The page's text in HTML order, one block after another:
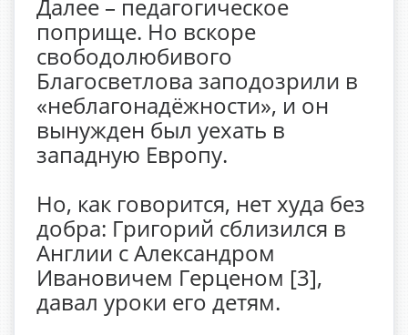
Далее – педагогическое
поприще. Но вскоре
свободолюбивого
Благосветлова заподозрили в
«неблагонадёжности», и он
вынужден был уехать в
западную Европу.
Но, как говорится, нет худа без
добра: Григорий сблизился в
Англии с Александром
Ивановичем Герценом [3],
давал уроки его детям.